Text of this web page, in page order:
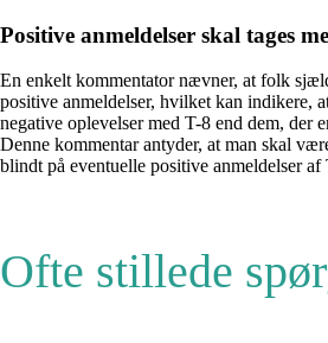
Positive anmeldelser skal tages
En enkelt kommentator nævner, at folk
positive anmeldelser, hvilket kan indikere,
negative oplevelser med T-8 end dem, der
Denne kommentar antyder, at man skal
blindt på eventuelle positive anmeldelser af
Ofte stillede